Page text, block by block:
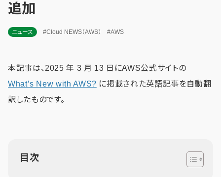
追加
ニュース #Cloud NEWS（AWS） #AWS
本記事は、2025 年 3 月 13 日にAWS公式サイトの
What’s New with AWS? に掲載された英語記事を自動翻
訳したものです。
目次